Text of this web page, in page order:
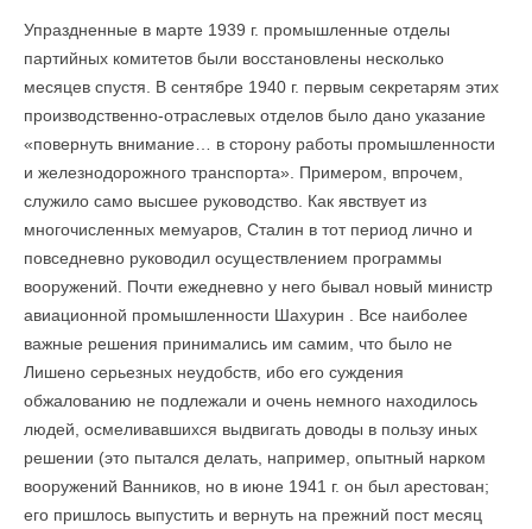
Упраздненные в марте 1939 г. промышленные отделы
партийных комитетов были восстановлены несколько
месяцев спустя. В сентябре 1940 г. первым секретарям этих
производственно-отраслевых отделов было дано указание
«повернуть внимание… в сторону работы промышленности
и железнодорожного транспорта». Примером, впрочем,
служило само высшее руководство. Как явствует из
многочисленных мемуаров, Сталин в тот период лично и
повседневно руководил осуществлением программы
вооружений. Почти ежедневно у него бывал новый министр
авиационной промышленности Шахурин . Все наиболее
важные решения принимались им самим, что было не
Лишено серьезных неудобств, ибо его суждения
обжалованию не подлежали и очень немного находилось
людей, осмеливавшихся выдвигать доводы в пользу иных
решении (это пытался делать, например, опытный нарком
вооружений Ванников, но в июне 1941 г. он был арестован;
его пришлось выпустить и вернуть на прежний пост месяц